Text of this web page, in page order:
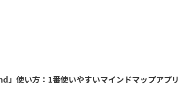
」使い方：1番使いやすいマインドマップアプリ